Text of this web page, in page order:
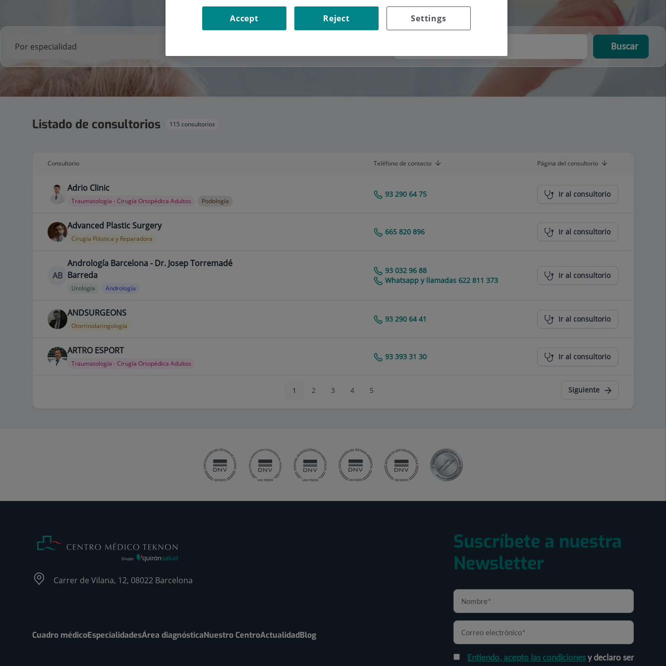
Buscar
Listado de consultorios 115 consultorios
Consultorio Teléfono de contacto Página del consultorio
Adrio Clinic
Traumatología - Cirugía Ortopédica Adultos Podología
93 290 64 75 Ir al consultorio
Advanced Plastic Surgery
Cirugía Plástica y Reparadora
665 820 896 Ir al consultorio
AB
Andrología Barcelona - Dr. Josep Torremadé
Barreda
Urología Andrología
93 032 96 88
Whatsapp y llamadas 622 811 373
Ir al consultorio
ANDSURGEONS
Otorrinolaringología
93 290 64 41 Ir al consultorio
ARTRO ESPORT
Traumatología - Cirugía Ortopédica Adultos
93 393 31 30 Ir al consultorio
1 2 3 4 5 Siguiente
Carrer de Vilana, 12, 08022 Barcelona
Cuadro médicoEspecialidadesÁrea diagnósticaNuestro CentroActualidadBlog
Suscríbete a nuestra
Newsletter
Entiendo, acepto las condicionesy declaro ser
Settings
Reject
Accept